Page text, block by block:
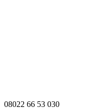
08022 66 53 030